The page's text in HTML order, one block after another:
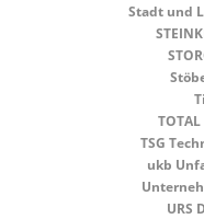
Stadt und
TSG
ukb
URS